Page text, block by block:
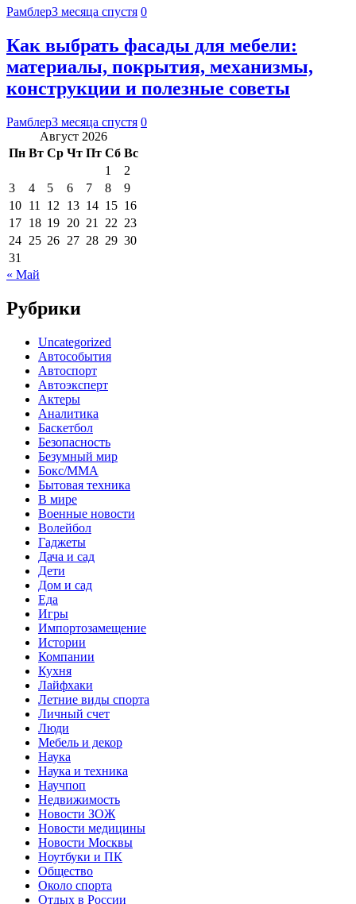
Рамблер3 месяца спустя 0
Как выбрать фасады для мебели:
материалы, покрытия, механизмы,
конструкции и полезные советы
Рамблер3 месяца спустя 0
Август 2026
Пн Вт Ср Чт Пт Сб Вс
1
2
3
4 5 6 7 8
9
10 11 12 13 14 15 16
17 18 19 20 21 22 23
24 25 26 27 28 29 30
31
« Май
Рубрики
Uncategorized
Автособытия
Автоспорт
Автоэксперт
Актеры
Аналитика
Баскетбол
Безопасность
Безумный мир
Бокс/MMA
Бытовая техника
В мире
Военные новости
Волейбол
Гаджеты
Дача и сад
Дети
Дом и сад
Еда
Игры
Импортозамещение
Истории
Компании
Кухня
Лайфхаки
Летние виды спорта
Личный счет
Люди
Мебель и декор
Наука
Наука и техника
Научпоп
Недвижимость
Новости ЗОЖ
Новости медицины
Новости Москвы
Ноутбуки и ПК
Общество
Около спорта
Отдых в России